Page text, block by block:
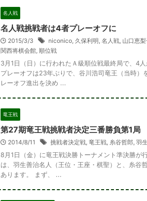
名人戦
名人戦挑戦者は4者プレーオフに
2015/3/3 niconico, 久保利明, 名人戦, 山口恵
関西将棋会館, 順位戦
3月1日（日）に行われたＡ級順位戦最終局で、4
プレーオフは23年ぶりで、谷川浩司竜王（当時
レーオフ進出を決め ...
竜王戦
第27期竜王戦挑戦者決定三番勝負第1局
2014/8/11 挑戦者決定戦, 竜王戦, 糸谷哲郎, 羽
8月1日（金）に竜王戦決勝トーナメント準決勝
は、羽生善治名人（王位・王座・棋聖）と、糸谷
あります。 まず、 ...
次の一手問題・18